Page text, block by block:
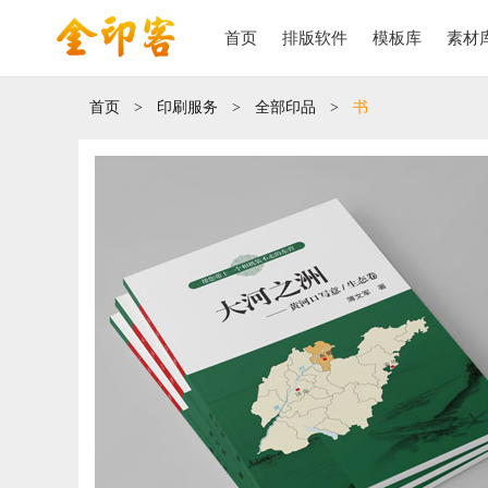
首页 排版软件 模板库 素材
首页 > 印刷服务 > 全部印品 > 书